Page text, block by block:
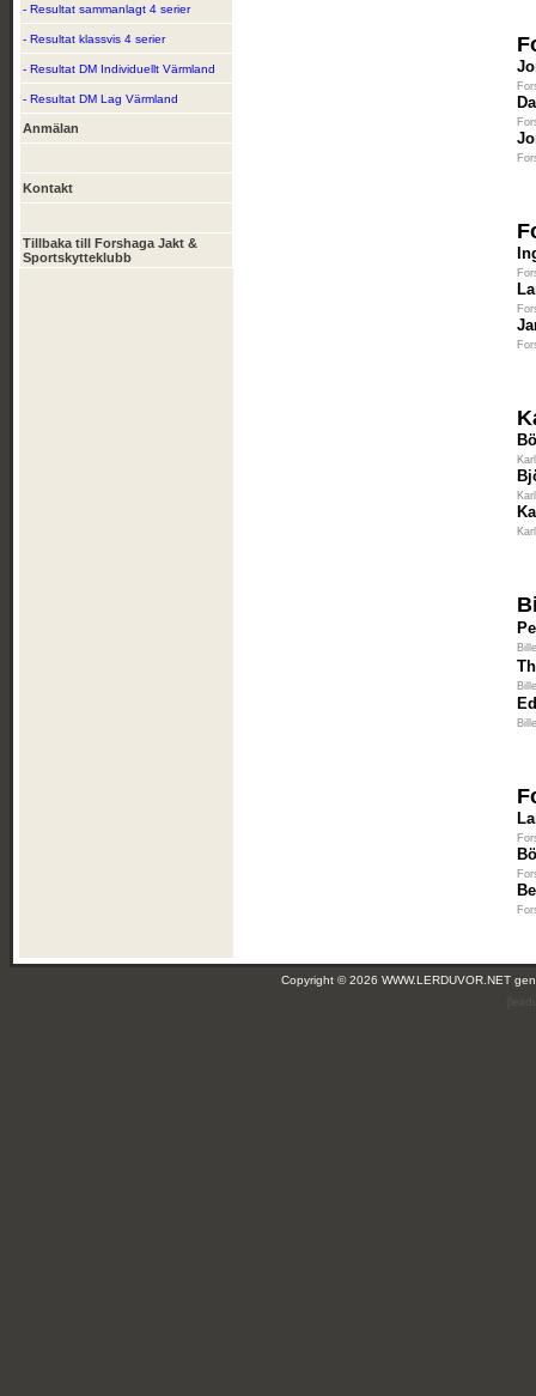
- Resultat sammanlagt 4 serier
- Resultat klassvis 4 serier
- Resultat DM Individuellt Värmland
- Resultat DM Lag Värmland
Anmälan
Kontakt
Tillbaka till Forshaga Jakt &
Sportskytteklubb
Copyright © 2026 WWW.LERDUVOR.NET